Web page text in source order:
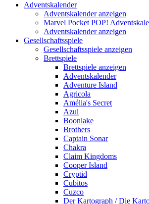
Adventskalender
Adventskalender anzeigen
Marvel Pocket POP!
Adventskalender anzeigen
Gesellschaftsspiele
Gesellschaftsspiele anzeigen
Brettspiele
Brettspiele anzeigen
Adventskalender
Adventure Island
Agricola
Amélia's Secret
Azul
Boonlake
Brothers
Captain Sonar
Chakra
Claim Kingdoms
Cooper Island
Cryptid
Cubitos
Cuzco
Der Kartograph / Die